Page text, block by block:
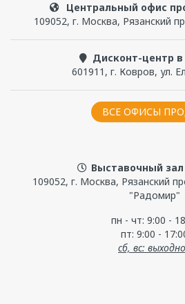
Центральный офис
109052, г. Москва, Рязанский
Дисконт-центр в
601911 , г. Ковров, ул.
ВСЕ ОФИСЫ
Выставочный
109052, г. Москва, Рязанский
"Радомир"
пн - чт: 9:00 -
пт: 9:00 -
сб, вс: